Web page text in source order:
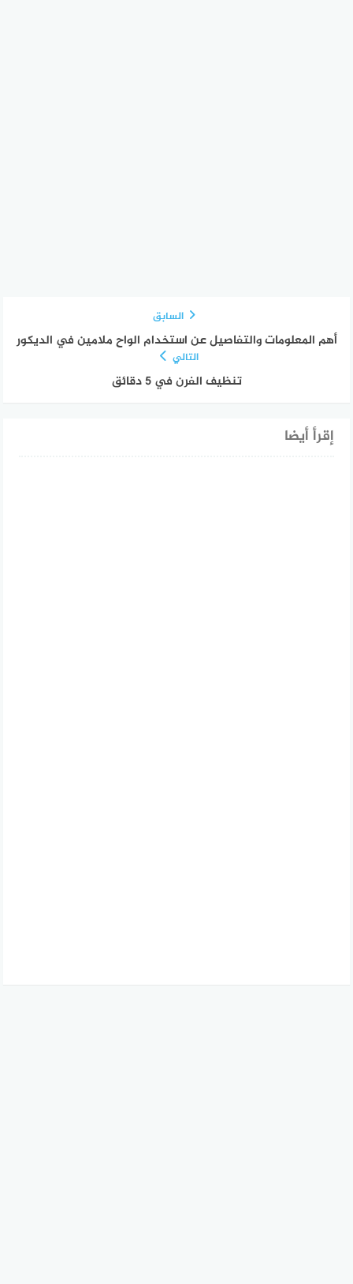
السابق
أهم المعلومات والتفاصيل عن استخدام الواح ملامين في الديكور
التالي
تنظيف الفرن في 5 دقائق
إقرأ أيضا